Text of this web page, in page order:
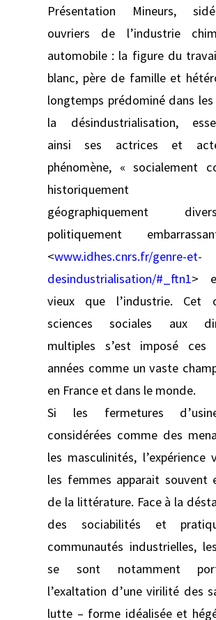
Présentation Mineurs,
ouvriers de l’industrie
automobile : la figure du
blanc, père de famille et
longtemps prédominé dans
la désindustrialisation,
ainsi ses actrices et
phénomène, « socialement
historiquement
géographiquement
politiquement
<www.idhes.cnrs.fr/genre-et-
desindustrialisation/#_ftn1>
vieux que l’industrie. Cet
sciences sociales aux
multiples s’est imposé ces
années comme un vaste
en France et dans le monde.
Si les fermetures
considérées comme des
les masculinités, l’expérience
les femmes apparait souvent
de la littérature. Face à la
des sociabilités et
communautés industrielles,
se sont notamment
l’exaltation d’une virilité des
lutte – forme idéalisée et